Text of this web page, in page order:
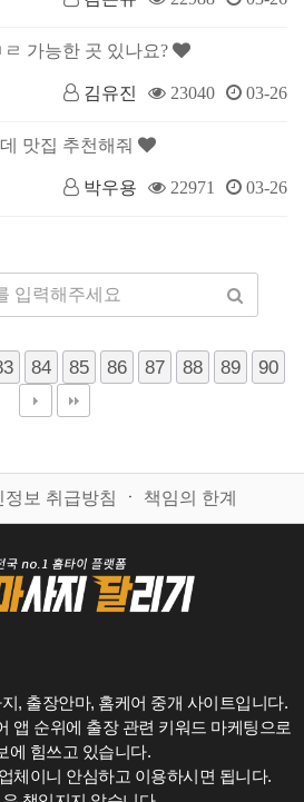
가능한 곳 있나요?
김유진 23040 03-26
맛집 추천해줘
박우용 22971 03-26
84 85 86 87 88 89 90
정보 취급방침 ㆍ 책임의 한계
, 출장안마, 홈케어 중개 사이트입니다.
앱 순위에 출장 관련 키워드 마케팅으로
에 힘쓰고 있습니다.
체이니 안심하고 이용하시면 됩니다.